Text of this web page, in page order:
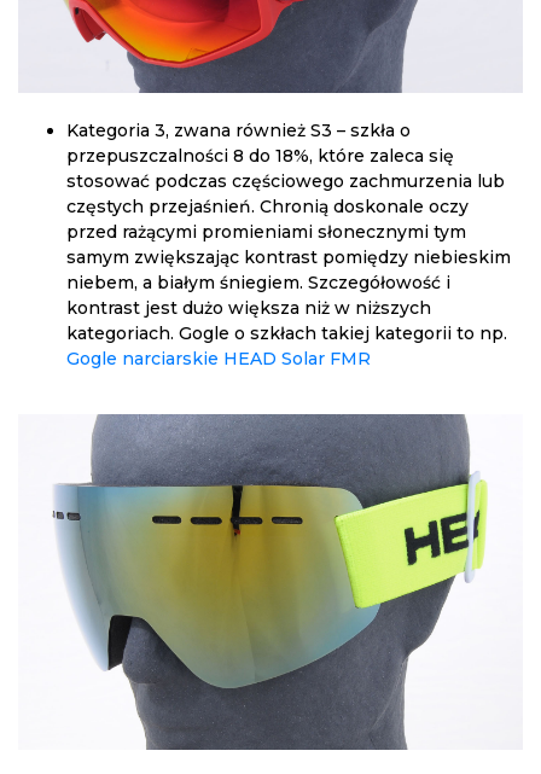
Kategoria 3, zwana również S3 – szkła o
przepuszczalności 8 do 18%, które zaleca się
stosować podczas częściowego zachmurzenia lub
częstych przejaśnień. Chronią doskonale oczy
przed rażącymi promieniami słonecznymi tym
samym zwiększając kontrast pomiędzy niebieskim
niebem, a białym śniegiem. Szczegółowość i
kontrast jest dużo większa niż w niższych
kategoriach. Gogle o szkłach takiej kategorii to np.
Gogle narciarskie HEAD Solar FMR